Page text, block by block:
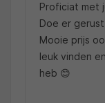
Proficiat met
Doe er
Mooie prijs
leuk vinden
heb 😊